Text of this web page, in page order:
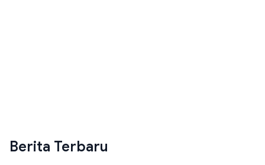
Berita Terbaru